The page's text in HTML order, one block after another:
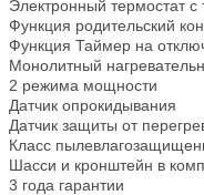
Электронный термостат
Функция родительский
Функция Таймер на
Монолитный
2 режима мощности
Датчик опрокидывания
Датчик защиты от
Класс
Шасси и кронштейн в
3 года гарантии